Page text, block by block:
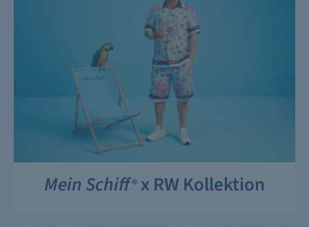
Mein Schiff® x RW Kollektion